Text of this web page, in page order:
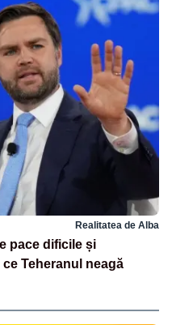
Realitatea de Alba
pace dificile și
Teheranul neagă